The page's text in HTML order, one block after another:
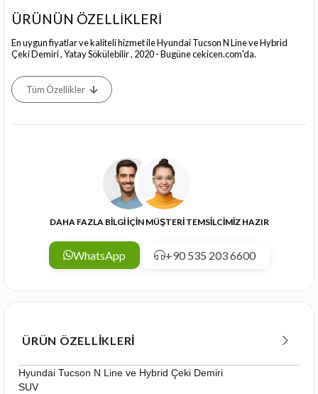
ÜRÜNÜN ÖZELLİKLERİ
En uygun fiyatlar ve kaliteli hizmet ile Hyundai Tucson N Line ve Hybrid
Çeki Demiri , Yatay Sökülebilir , 2020 - Bugüne cekicen.com'da.
Tüm Özellikler
DAHA FAZLA BİLGİ İÇİN MÜŞTERİ TEMSİLCİMİZ HAZIR
WhatsApp +90 535 203 6600
ÜRÜN ÖZELLIKLERI
Hyundai Tucson N Line ve Hybrid Çeki Demiri
SUV